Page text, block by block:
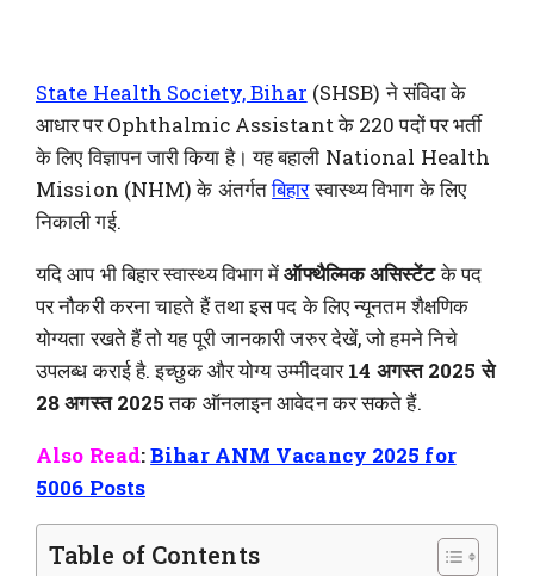
State Health Society, Bihar (SHSB) ने संविदा के
आधार पर Ophthalmic Assistant के 220 पदों पर भर्ती
के लिए विज्ञापन जारी किया है। यह बहाली National Health
Mission (NHM) के अंतर्गतबिहारस्वास्थ्य विभाग के लिए
निकाली गई.
यदि आप भी बिहार स्वास्थ्य विभाग मेंऑफ्थैल्मिक असिस्टेंटके पद
पर नौकरी करना चाहते हैं तथा इस पद के लिए न्यूनतम शैक्षणिक
योग्यता रखते हैं तो यह पूरी जानकारी जरुर देखें, जो हमने निचे
उपलब्ध कराई है. इच्छुक और योग्य उम्मीदवार14 अगस्त 2025 से
28 अगस्त 2025तक ऑनलाइन आवेदन कर सकते हैं.
Also Read:Bihar ANM Vacancy 2025 for
5006 Posts
Table of Contents